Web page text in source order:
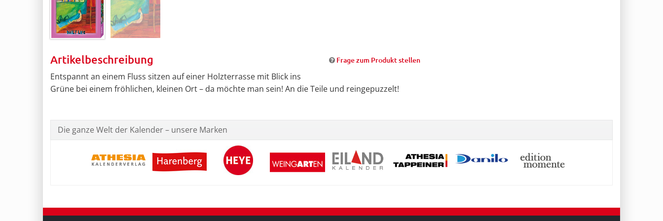
Artikelbeschreibung Frage zum Produkt stellen
Entspannt an einem Fluss sitzen auf einer Holzterrasse mit Blick ins
Grüne bei einem fröhlichen, kleinen Ort – da möchte man sein! An die Teile und reingepuzzelt!
Die ganze Welt der Kalender – unsere Marken